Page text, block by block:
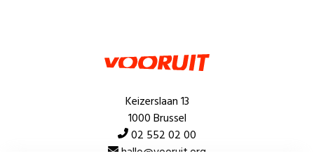
Keizerslaan 13
1000 Brussel
02 552 02 00
hallo@vooruit.org